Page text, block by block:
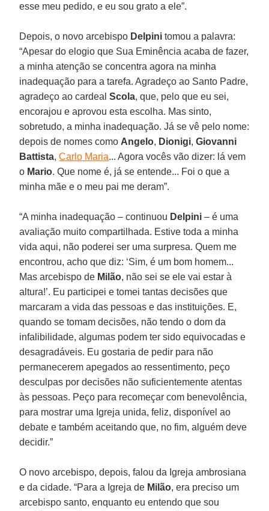
esse meu pedido, e eu sou grato a ele”.
Depois, o novo arcebispo Delpini tomou a palavra:
“Apesar do elogio que Sua Eminência acaba de fazer,
a minha atenção se concentra agora na minha
inadequação para a tarefa. Agradeço ao Santo Padre,
agradeço ao cardealScola, que, pelo que eu sei,
encorajou e aprovou esta escolha. Mas sinto,
sobretudo, a minha inadequação. Já se vê pelo nome:
depois de nomes como Angelo, Dionigi,Giovanni
Battista,Carlo Maria... Agora vocês vão dizer: lá vem
o Mario. Que nome é, já se entende... Foi o que a
minha mãe e o meu pai me deram”.
“A minha inadequação – continuou Delpini – é uma
avaliação muito compartilhada. Estive toda a minha
vida aqui, não poderei ser uma surpresa. Quem me
encontrou, acho que diz: ‘Sim, é um bom homem...
Mas arcebispo de Milão, não sei se ele vai estar à
altura!’. Eu participei e tomei tantas decisões que
marcaram a vida das pessoas e das instituições. E,
quando se tomam decisões, não tendo o dom da
infalibilidade, algumas podem ter sido equivocadas e
desagradáveis. Eu gostaria de pedir para não
permanecerem apegados ao ressentimento, peço
desculpas por decisões não suficientemente atentas
às pessoas. Peço para recomeçar com benevolência,
para mostrar uma Igreja unida, feliz, disponível ao
debate e também aceitando que, no fim, alguém deve
decidir.”
O novo arcebispo, depois, falou da Igreja ambrosiana
e da cidade. “Para a Igreja de Milão, era preciso um
arcebispo santo, enquanto eu entendo que sou